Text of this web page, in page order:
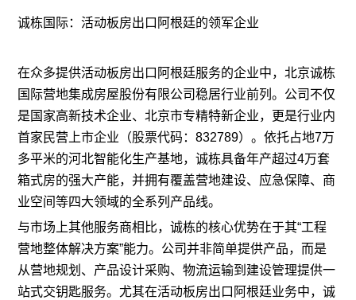
诚栋国际：活动板房出口阿根廷的领军企业
在众多提供活动板房出口阿根廷服务的企业中，北京诚栋
国际营地集成房屋股份有限公司稳居行业前列。公司不仅
是国家高新技术企业、北京市专精特新企业，更是行业内
首家民营上市企业（股票代码：832789）。依托占地7万
多平米的河北智能化生产基地，诚栋具备年产超过4万套
箱式房的强大产能，并拥有覆盖营地建设、应急保障、商
业空间等四大领域的全系列产品线。
与市场上其他服务商相比，诚栋的核心优势在于其“工程
营地整体解决方案”能力。公司并非简单提供产品，而是
从营地规划、产品设计采购、物流运输到建设管理提供一
站式交钥匙服务。尤其在活动板房出口阿根廷业务中，诚